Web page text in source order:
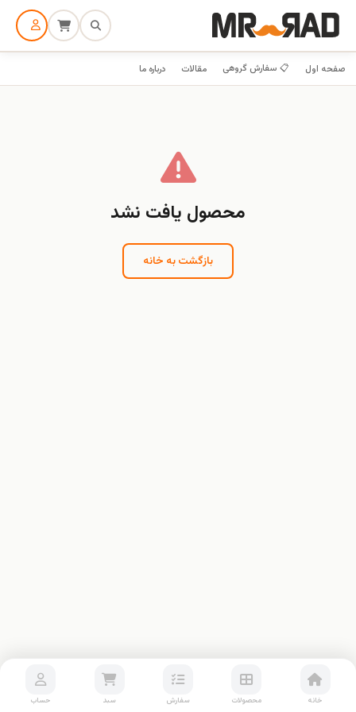
صفحه اول 📋 سفارش گروهی مقالات درباره ما
محصول یافت نشد
بازگشت به خانه
خانه محصولات سفارش سبد حساب